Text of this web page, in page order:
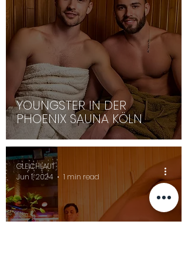
YOUNGSTER IN DER
PHOENIX SAUNA KÖLN
GLEICHLAUT
Jun 1, 2024
1 min read